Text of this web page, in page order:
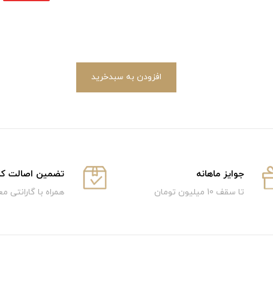
افزودن به سبدخرید
جوایز ماهانه
تا سقف 10 میلیون تومان
تضمین اصالت
همراه با گارانتی